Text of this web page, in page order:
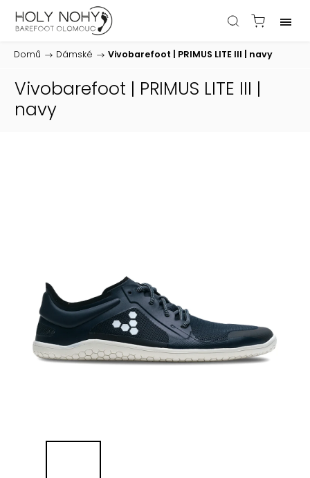
Domů / Dámské / Vivobarefoot | PRIMUS LITE III | navy
Vivobarefoot | PRIMUS LITE III |
navy